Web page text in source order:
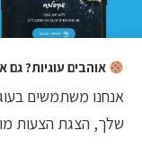
אוהבים עוגיות? גם
שלך, הצגת הצעות